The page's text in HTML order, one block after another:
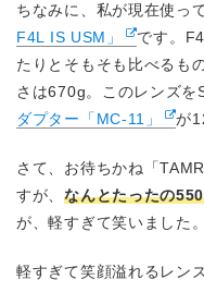
ちなみに、私が現在使っ
F4L IS USM」
です。
たりとそもそも比べるも
さは670g。このレンズを
ダプター「MC-11」
が
さて、お待ちかね「
すが、なんとたったの
が、軽すぎて笑いました。
軽すぎて笑顔溢れるレン